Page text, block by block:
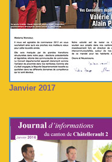
Janvier 2017